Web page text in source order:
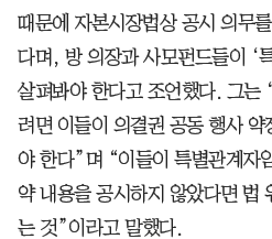
때문에 자본시장법상 공시 의무
다며, 방 의장과 사모펀드들이 ‘
살펴봐야 한다고 조언했다. 그는
려면 이들이 의결권 공동 행사 약
야 한다”며 “이들이 특별관계자
약 내용을 공시하지 않았다면 법
는 것”이라고 말했다.